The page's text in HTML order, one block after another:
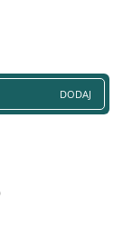
DODAJ